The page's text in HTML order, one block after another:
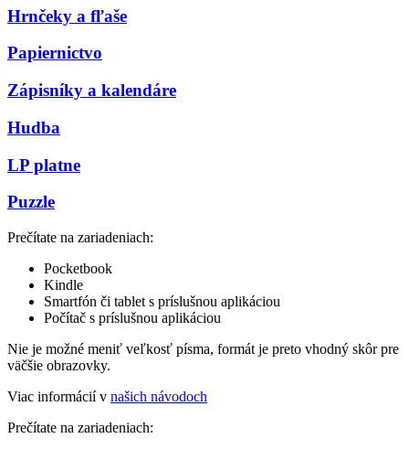
Hrnčeky a fľaše
Papiernictvo
Zápisníky a kalendáre
Hudba
LP platne
Puzzle
Prečítate na zariadeniach:
Pocketbook
Kindle
Smartfón či tablet s príslušnou aplikáciou
Počítač s príslušnou aplikáciou
Nie je možné meniť veľkosť písma, formát je preto vhodný skôr pre
väčšie obrazovky.
Viac informácií v našich návodoch
Prečítate na zariadeniach: